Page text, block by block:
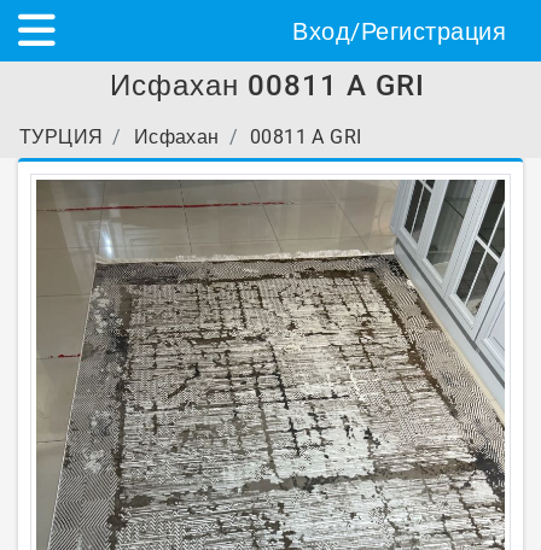
Вход/Регистрация
Исфахан 00811 A GRI
ТУРЦИЯ Исфахан 00811 A GRI